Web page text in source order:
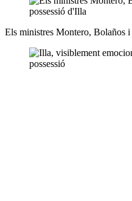
Els ministres Montero, Bolaños i